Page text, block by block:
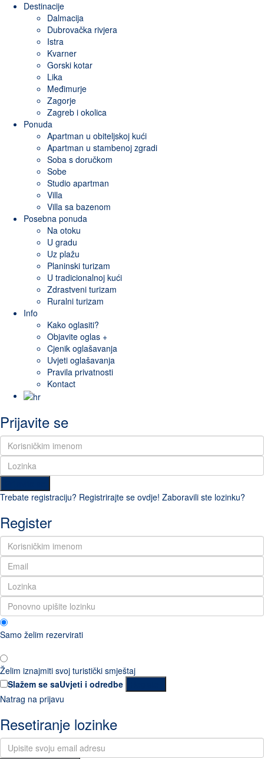
Destinacije
Dalmacija
Dubrovačka rivjera
Istra
Kvarner
Gorski kotar
Lika
Međimurje
Zagorje
Zagreb i okolica
Ponuda
Apartman u obiteljskoj kući
Apartman u stambenoj zgradi
Soba s doručkom
Sobe
Studio apartman
Villa
Villa sa bazenom
Posebna ponuda
Na otoku
U gradu
Uz plažu
Planinski turizam
U tradicionalnoj kući
Zdrastveni turizam
Ruralni turizam
Info
Kako oglasiti?
Objavite oglas +
Cjenik oglašavanja
Uvjeti oglašavanja
Pravila privatnosti
Kontact
Prijavite se
Trebate registraciju? Registrirajte se ovdje! Zaboravili ste lozinku?
Register
Samo želim rezervirati
Želim iznajmiti svoj turistički smještaj
Slažem se saUvjeti i odredbe
Natrag na prijavu
Resetiranje lozinke